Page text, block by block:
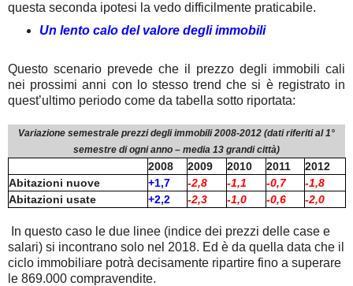
questa seconda ipotesi la vedo difficilmente praticabile.
Un lento calo del valore degli immobili
Questo scenario prevede che il prezzo degli immobili cali
nei prossimi anni con lo stesso trend che si è registrato in
quest’ultimo periodo come da tabella sotto riportata:
Variazione semestrale prezzi degli immobili 2008-2012 (dati riferiti al 1°
semestre di ogni anno – media 13 grandi città)
2008 2009 2010 2011
2012
Abitazioni nuove
+1,7 -2,8 -1,1 -0,7
-1,8
Abitazioni usate
+2,2 -2,3 -1,0 -0,6 -2,0
In questo caso le due linee (indice dei prezzi delle case e
salari) si incontrano solo nel 2018. Ed è da quella data che il
ciclo immobiliare potrà decisamente ripartire fino a superare
le 869.000 compravendite.